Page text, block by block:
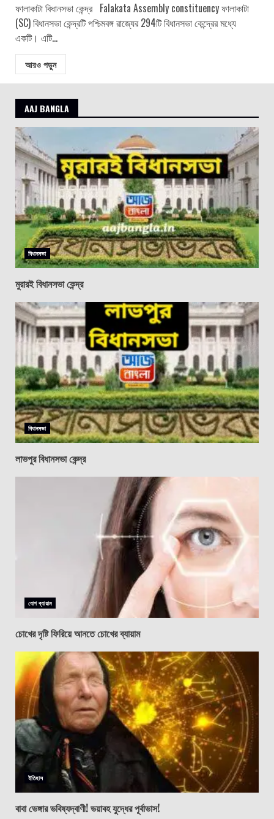
ফালাকাটা বিধানসভা কেন্দ্র Falakata Assembly constituency ফালাকাটা
(SC) বিধানসভা কেন্দ্রটি পশ্চিমবঙ্গ রাজ্যের 294টি বিধানসভা কেন্দ্রের মধ্যে
একটি। এটি...
আরও পড়ুন
AAJ BANGLA
বিধানসভা
মুরারই বিধানসভা কেন্দ্র
বিধানসভা
লাভপুর বিধানসভা কেন্দ্র
যোগ ব্যায়াম
চোখের দৃষ্টি ফিরিয়ে আনতে চোখের ব্যায়াম
ইতিহাস
বাবা ভেঙ্গার ভবিষ্যদ্বাণী! ভয়াবহ যুদ্ধের পূর্বাভাস!